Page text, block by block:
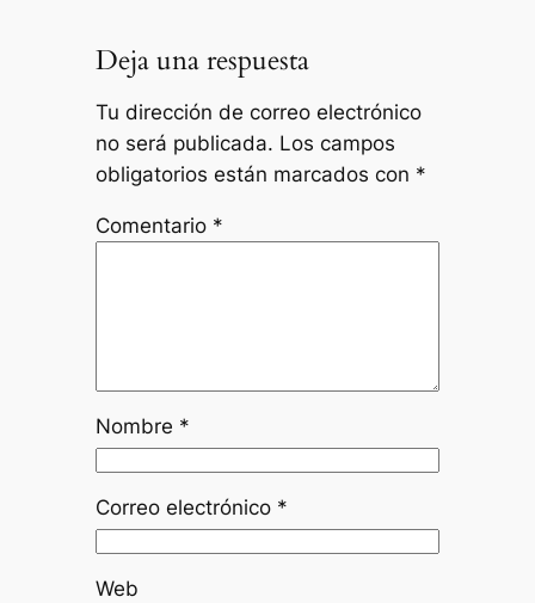
Deja una respuesta
Tu dirección de correo electrónico
no será publicada. Los campos
obligatorios están marcados con *
Comentario *
Nombre *
Correo electrónico *
Web